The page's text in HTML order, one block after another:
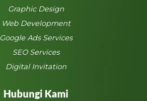
Graphic Design
Web Development
Google Ads Services
SEO Services
Digital Invitation
Hubungi Kami